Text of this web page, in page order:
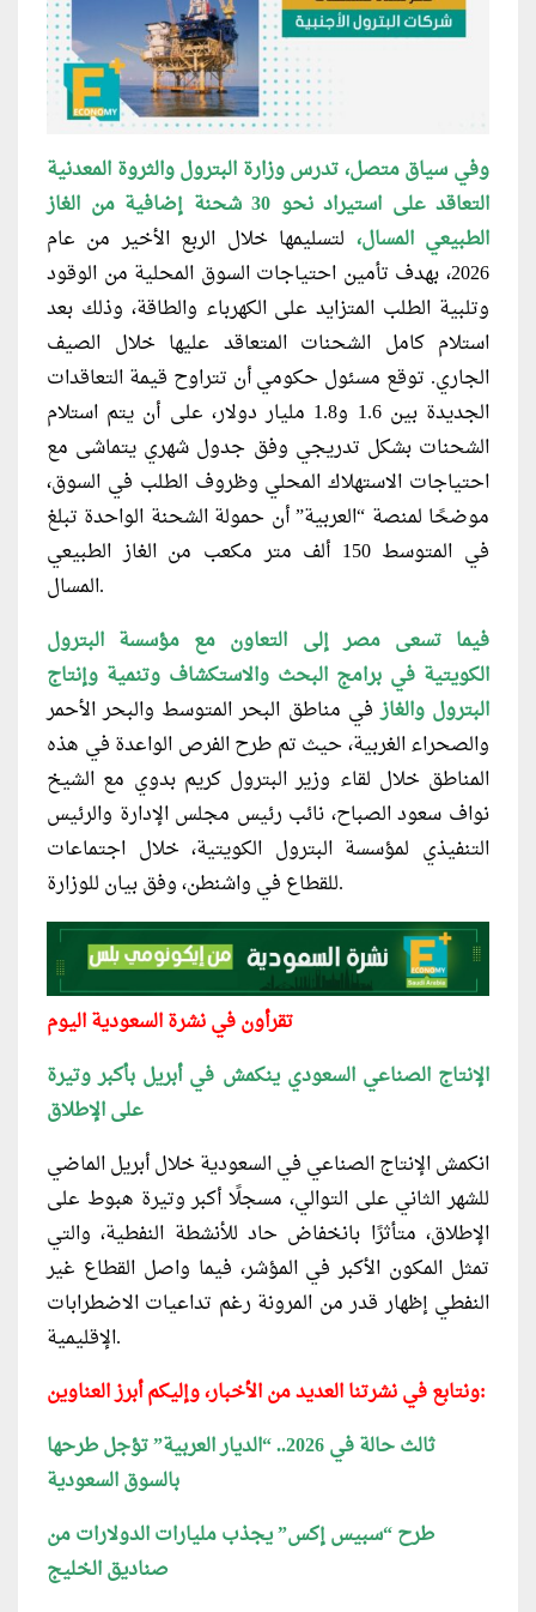
وفي سياق متصل، تدرس وزارة البترول والثروة المعدنية
التعاقد على استيراد نحو 30 شحنة إضافية من الغاز
الطبيعي المسال، لتسليمها خلال الربع الأخير من عام
2026، بهدف تأمين احتياجات السوق المحلية من الوقود
وتلبية الطلب المتزايد على الكهرباء والطاقة، وذلك بعد
استلام كامل الشحنات المتعاقد عليها خلال الصيف
الجاري. توقع مسئول حكومي أن تتراوح قيمة التعاقدات
الجديدة بين 1.6 و1.8 مليار دولار، على أن يتم استلام
الشحنات بشكل تدريجي وفق جدول شهري يتماشى مع
احتياجات الاستهلاك المحلي وظروف الطلب في السوق،
موضحًا لمنصة “العربية” أن حمولة الشحنة الواحدة تبلغ
في المتوسط 150 ألف متر مكعب من الغاز الطبيعي
المسال.
فيما تسعى مصر إلى التعاون مع مؤسسة البترول
الكويتية في برامج البحث والاستكشاف وتنمية وإنتاج
البترول والغازفي مناطق البحر المتوسط والبحر الأحمر
والصحراء الغربية، حيث تم طرح الفرص الواعدة في هذه
المناطق خلال لقاء وزير البترول كريم بدوي مع الشيخ
نواف سعود الصباح، نائب رئيس مجلس الإدارة والرئيس
التنفيذي لمؤسسة البترول الكويتية، خلال اجتماعات
للقطاع في واشنطن، وفق بيان للوزارة.
تقرأون في نشرة السعودية اليوم
الإنتاج الصناعي السعودي ينكمش في أبريل بأكبر وتيرة
على الإطلاق
انكمش الإنتاج الصناعي في السعودية خلال أبريل الماضي
للشهر الثاني على التوالي، مسجلًا أكبر وتيرة هبوط على
الإطلاق، متأثرًا بانخفاض حاد للأنشطة النفطية، والتي
تمثل المكون الأكبر في المؤشر، فيما واصل القطاع غير
النفطي إظهار قدر من المرونة رغم تداعيات الاضطرابات
الإقليمية.
ونتابع في نشرتنا العديد من الأخبار، وإليكم أبرز العناوين:
ثالث حالة في 2026.. “الديار العربية” تؤجل طرحها
بالسوق السعودية
طرح “سبيس إكس” يجذب مليارات الدولارات من
صناديق الخليج